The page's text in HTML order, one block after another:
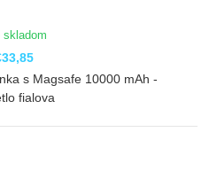
skladom
s Magsafe 10000 mAh -
fialova